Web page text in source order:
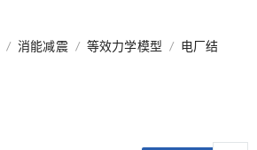
/ 消能减震 / 等效力学模型 / 电厂结